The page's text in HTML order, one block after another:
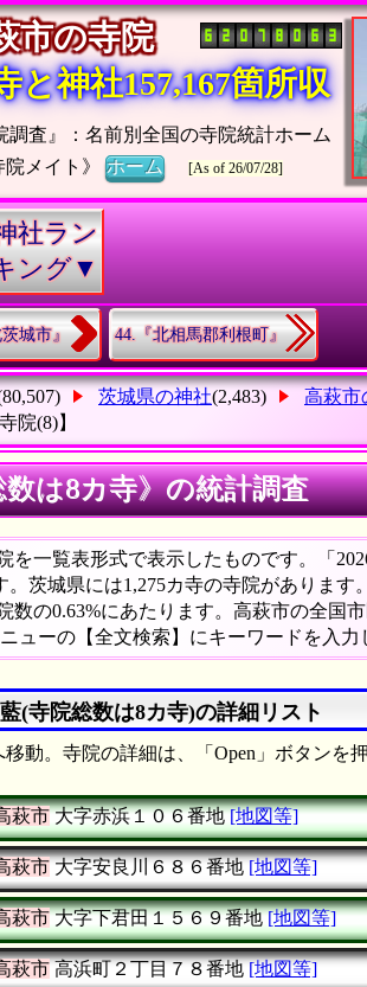
市の寺院
と神社157,167箇所収
調査』：名前別全国の寺院統計ホーム
院メイト》ホーム [As of 26/07/28]
社ラン
ング▼
城市』 44.『北相馬郡利根町』
茨城県の神社(2,483) 高萩市
院(8)】
は8カ寺》の統計調査
一覧表形式で表示したものです。「
茨城県には1,275カ寺の寺院があります
の0.63%にあたります。高萩市の全国市
ューの【全文検索】にキーワードを入力
(寺院総数は8カ寺)の詳細リスト
移動。寺院の詳細は、「Open」ボタンを
萩市大字赤浜１０６番地 [地図等]
萩市大字安良川６８６番地 [地図等]
萩市大字下君田１５６９番地 [地図等]
萩市高浜町２丁目７８番地 [地図等]